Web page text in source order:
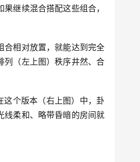
继续混合搭配这些组合，
合相对放置，就能达到完全
列（左上图）秩序井然、合
这个版本（右上图）中，卦
柔和、略带昏暗的房间就